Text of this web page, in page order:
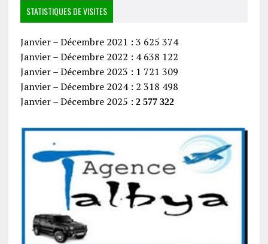
STATISTIQUES DE VISITES
Janvier – Décembre 2021 : 3 625 374
Janvier – Décembre 2022 : 4 638 122
Janvier – Décembre 2023 : 1 721 309
Janvier – Décembre 2024 : 2 318 498
Janvier – Décembre 2025 : 2 577 322